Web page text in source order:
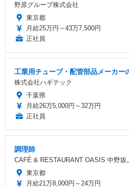
野原グループ株式会社
東京都
月給25万円～43万7,500円
正社員
工業用チューブ・配管部品メーカー
株式会社ハギテック
千葉県
月給26万5,000円～32万円
正社員
調理師
CAFÉ & RESTAURANT OASIS 中野坂
東京都
月給21万8,000円～24万円